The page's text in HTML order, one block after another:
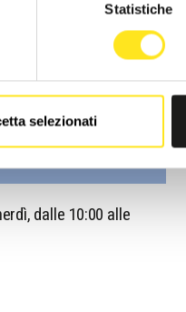
Statistiche
selezionati
dalle 10:00 alle